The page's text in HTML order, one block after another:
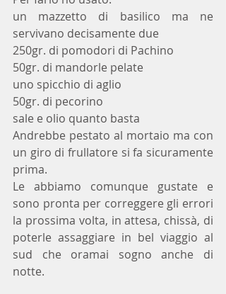
un mazzetto di basilico ma ne
servivano decisamente due
250gr. di pomodori di Pachino
50gr. di mandorle pelate
uno spicchio di aglio
50gr. di pecorino
sale e olio quanto basta
Andrebbe pestato al mortaio ma con
un giro di frullatore si fa sicuramente
prima.
Le abbiamo comunque gustate e
sono pronta per correggere gli errori
la prossima volta, in attesa, chissà, di
poterle assaggiare in bel viaggio al
sud che oramai sogno anche di
notte.